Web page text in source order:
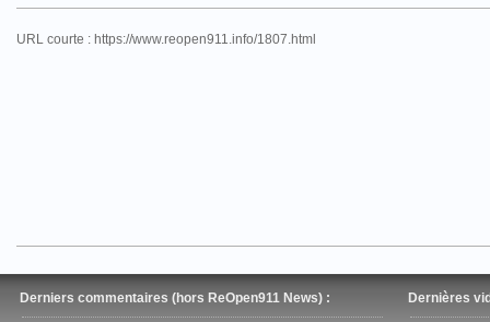
URL courte : https://www.reopen911.info/1807.html
Derniers commentaires (hors ReOpen911 News) : Dernières